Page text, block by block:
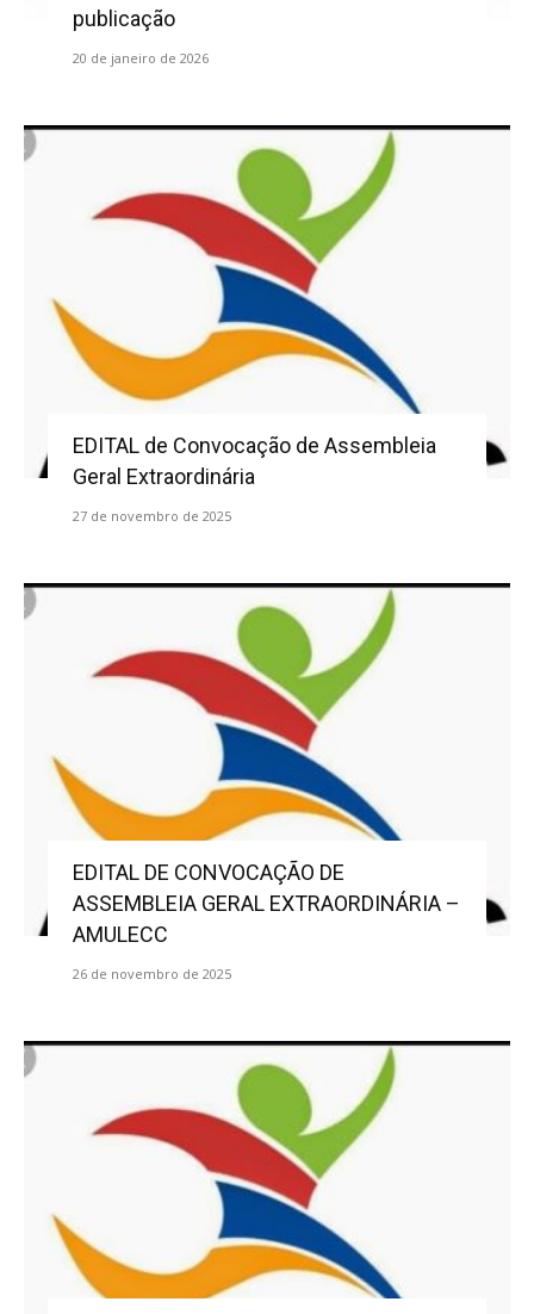
publicação
20 de janeiro de 2026
EDITAL de Convocação de Assembleia
Geral Extraordinária
27 de novembro de 2025
EDITAL DE CONVOCAÇÃO DE
ASSEMBLEIA GERAL EXTRAORDINÁRIA –
AMULECC
26 de novembro de 2025